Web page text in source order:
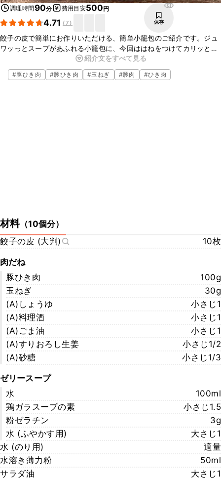
調理時間90分 費用目安500円
4.71 (7)
986
保存
餃子の皮で簡単にお作りいただける、簡単小籠包のご紹介です。ジュ
ワッっとスープがあふれる小籠包に、今回ははねをつけてカリッとし
あげてみました。ご家庭でも簡単にお作りいただけますよ。この機会
にぜひ作ってみてくださいね。
紹介文をすべて見る
#豚ひき肉 #豚ひき肉 #玉ねぎ #豚肉 #ひき肉
材料（10個分）
餃子の皮 (大判)
10枚
肉だね
豚ひき肉
100g
玉ねぎ
30g
(A)しょうゆ
小さじ1
(A)料理酒
小さじ1
(A)ごま油
小さじ1
(A)すりおろし生姜
小さじ1/2
(A)砂糖
小さじ1/3
ゼリースープ
水
100ml
鶏ガラスープの素
小さじ1.5
粉ゼラチン
3g
水 (ふやかす用)
大さじ1
水 (のり用)
適量
水溶き薄力粉
50ml
サラダ油
大さじ1